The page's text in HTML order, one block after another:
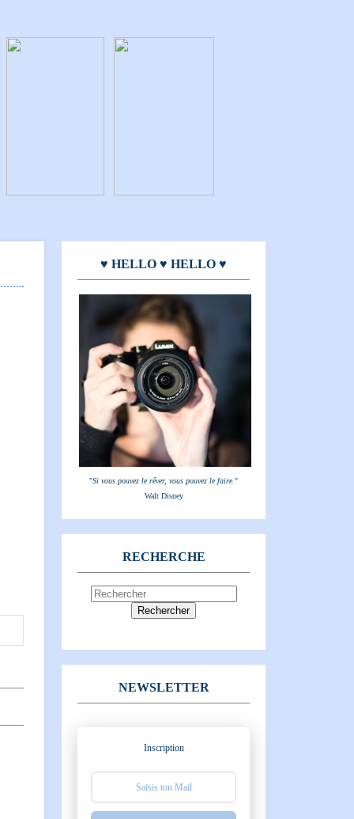
♥ HELLO ♥ HELLO ♥
"Si vous pouvez le rêver, vous pouvez le faire."
Walt Disney
RECHERCHE
NEWSLETTER
Inscription